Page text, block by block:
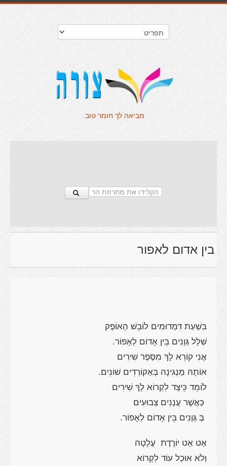
מביאה לך חומר טוב.
בין אדום לאפור
בִּשְׁעַת דִּמְדוּמִים לוֹבֵשׁ הָאוֹפֶק
שְׁלָל גְּוָנִים בֵּין אָדוֹם לְאָפוֹר.
אֲנִי קוֹרֵא לָךְ מִסֶּפֶר שִׁירִים
אוֹתָהּ מַנְגִינָה בְּאַקוֹרְדִים שׁוֹנִים.
לוֹמֵד כֵּיצַד לִקְרוֹא לָךְ שִׁירִים
כַּאֲשֶׁר עֲנָנִים צְבוּעִים
בְּ גְּוָנִים בֵּין אָדוֹם לְאָפוֹר.
אַט אַט יוֹרֶדֶת עֲלָטָה
וְלֹא אוּכַל עוֹד לִקְרוֹא